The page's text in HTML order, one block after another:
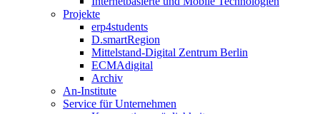
Projekte
erp4students
D.smartRegion
Mittelstand-Digital Zentrum Berlin
ECMAdigital
Archiv
An-Institute
Service für Unternehmen